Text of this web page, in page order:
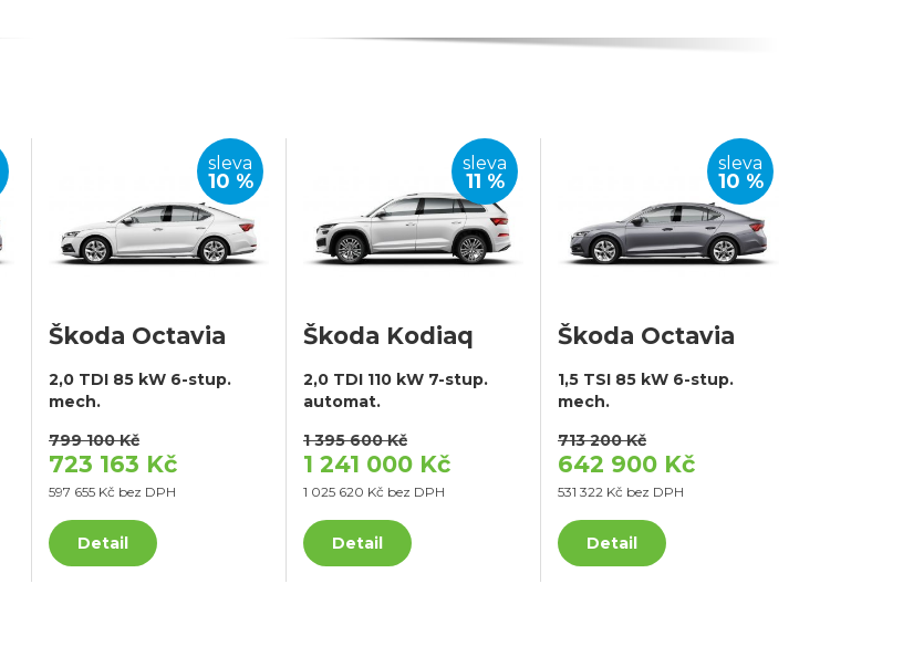
sleva
10 %
Škoda Octavia
2,0 TDI 85 kW 6-stup.
mech.
799 100 Kč
723 163 Kč
597 655 Kč bez DPH
Detail
sleva
11 %
Škoda Kodiaq
2,0 TDI 110 kW 7-stup.
automat.
1 395 600 Kč
1 241 000 Kč
1 025 620 Kč bez DPH
Detail
sleva
10 %
Škoda Octavia
1,5 TSI 85 kW 6-stup.
mech.
713 200 Kč
642 900 Kč
531 322 Kč bez DPH
Detail